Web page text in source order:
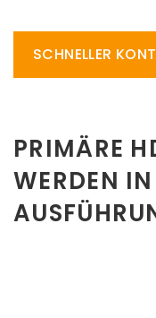
SCHNELLER
PRIMÄRE
WERDEN